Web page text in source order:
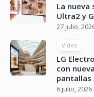
La nueva
Ultra2 y
27 julio,
Vídeo
LG
con
pantallas
6 julio, 2026